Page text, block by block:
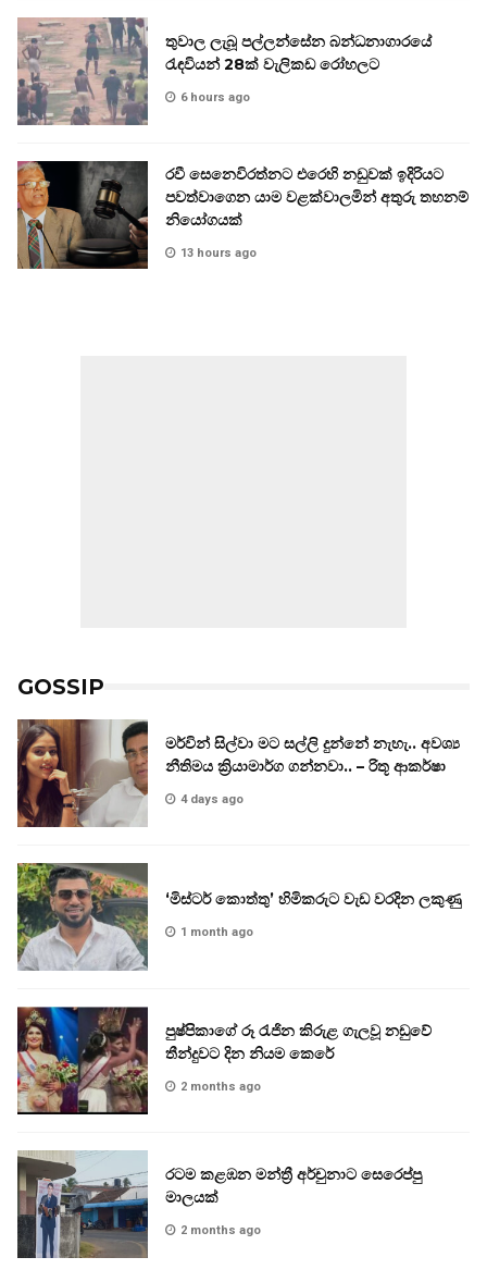
තුවාල ලැබූ පල්ලන්සේන බන්ධනාගාරයේ
රැඳවියන් 28ක් වැලිකඩ රෝහලට
6 hours ago
රවී සෙනෙවිරත්නට එරෙහි නඩුවක් ඉදිරියට
පවත්වාගෙන යාම වළක්වාලමින් අතුරු තහනම්
නියෝගයක්
13 hours ago
GOSSIP
මර්වින් සිල්වා මට සල්ලි දුන්නේ නැහැ.. අවශ්‍ය
නීතිමය ක්‍රියාමාර්ග ගන්නවා.. – රිතූ ආකර්ෂා
4 days ago
‘මිස්ටර් කොත්තු’ හිමිකරුට වැඩ වරදින ලකුණු
1 month ago
පුෂ්පිකාගේ රූ රැජින කිරුළ ගැලවූ නඩුවේ
තීන්දුවට දින නියම කෙරේ
2 months ago
රටම කළඹන මන්ත්‍රී අර්චුනාට සෙරෙප්පු
මාලයක්
2 months ago